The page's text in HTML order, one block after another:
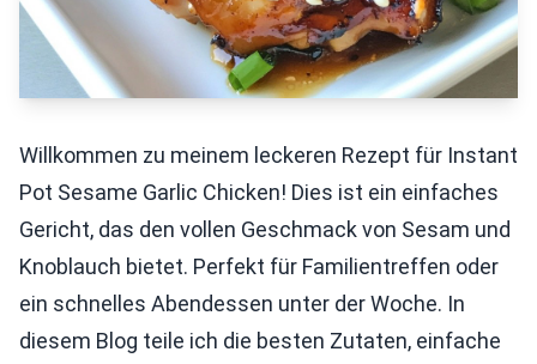
Willkommen zu meinem leckeren Rezept für Instant
Pot Sesame Garlic Chicken! Dies ist ein einfaches
Gericht, das den vollen Geschmack von Sesam und
Knoblauch bietet. Perfekt für Familientreffen oder
ein schnelles Abendessen unter der Woche. In
diesem Blog teile ich die besten Zutaten, einfache